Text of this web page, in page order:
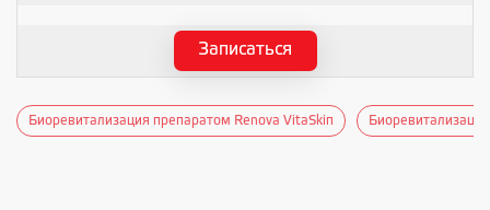
Записаться
Биоревитализация препаратом Renova VitaSkiп